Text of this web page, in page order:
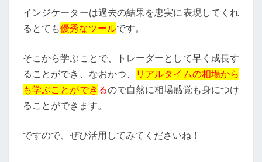
インジケーターは過去の結果を忠実に表現してくれ
るとても優秀なツールです。
そこから学ぶことで、トレーダーとして早く成長す
ることができ、なおかつ、
リアルタイムの相場から
も学ぶことができ るので自然に相場感覚も身につけ
ることができます。
ですので、ぜひ活用してみてくださいね！